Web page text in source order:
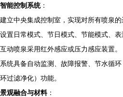
智能控制系统：
建立中央集成控制室，实现对所有喷泉的
设置日常模式、节日模式、节能模式、表
互动喷泉采用红外感应或压力感应装置。
系统具备自动监测、故障报警、节水循
环过滤净化）功能。
景观融合与材料：